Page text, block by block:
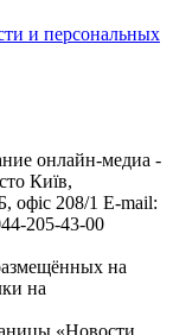
и персональных
онлайн-медиа -
Київ,
208/1 E-mail:
205-43-00
на
на
«Новости